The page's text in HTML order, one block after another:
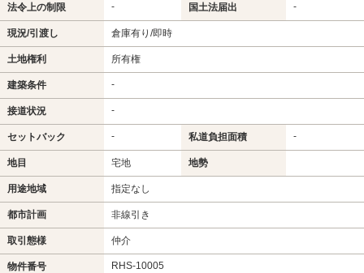
法令上の制限 - 国土法届出 -
現況/引渡し 倉庫有り/即時
土地権利 所有権
建築条件 -
接道状況 -
セットバック - 私道負担面積 -
地目 宅地 地勢
用途地域 指定なし
都市計画 非線引き
取引態様 仲介
物件番号 RHS-10005